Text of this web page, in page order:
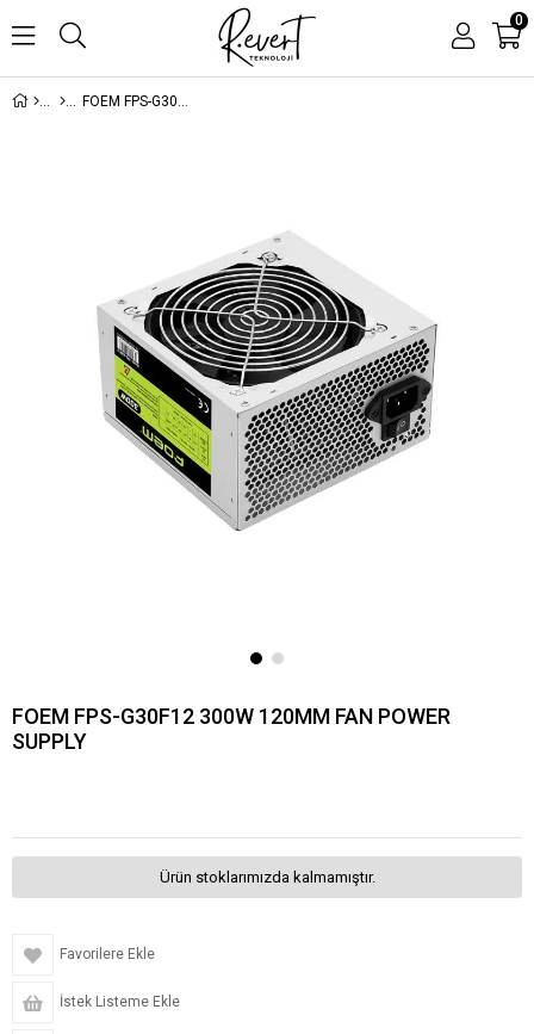
0
FOEM FPS-G30F12 300W 120MM FAN POWER SUPPLY
FOEM FPS-G30F12 300W 120MM FAN POWER
SUPPLY
Ürün stoklarımızda kalmamıştır.
Favorilere Ekle
İstek Listeme Ekle